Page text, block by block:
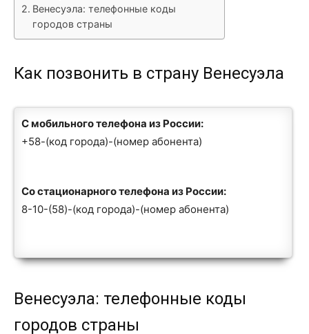
Венесуэла: телефонные коды
городов страны
Как позвонить в страну Венесуэла
С мобильного телефона из России:
+58-(код города)-(номер абонента)
Со стационарного телефона из России:
8-10-(58)-(код города)-(номер абонента)
Венесуэла: телефонные коды
городов страны